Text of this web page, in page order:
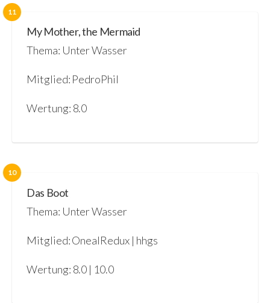
11
My Mother, the Mermaid
Thema: Unter Wasser
Mitglied: PedroPhil
Wertung: 8.0
10
Das Boot
Thema: Unter Wasser
Mitglied: OnealRedux | hhgs
Wertung: 8.0 | 10.0